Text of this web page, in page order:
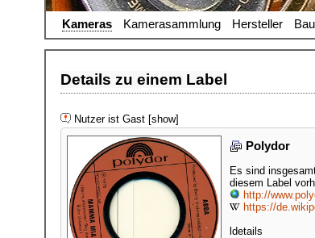
Kameras Kamerasammlung Hersteller
Details zu einem Label
Nutzer ist Gast [show]
Polydor
Es sind
diesem Label
http://
https://
ldetails